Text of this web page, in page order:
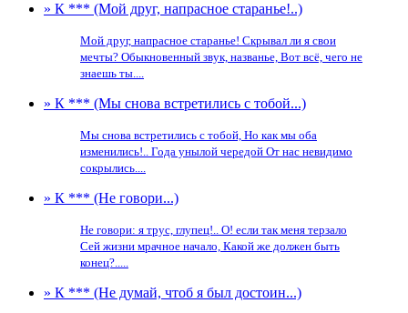
» К *** (Мой друг, напрасное старанье!..)
Мой друг, напрасное старанье! Скрывал ли я свои
мечты? Обыкновенный звук, названье, Вот всё, чего не
знаешь ты....
» К *** (Мы снова встретились с тобой...)
Мы снова встретились с тобой, Но как мы оба
изменились!.. Года унылой чередой От нас невидимо
сокрылись....
» К *** (Не говори...)
Не говори: я трус, глупец!.. О! если так меня терзало
Сей жизни мрачное начало, Какой же должен быть
конец?.....
» К *** (Не думай, чтоб я был достоин...)